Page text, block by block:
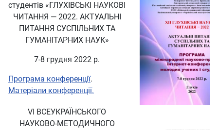
студентів «ГЛУХІВСЬКІ НАУКОВІ
ЧИТАННЯ — 2022. АКТУАЛЬНІ
ПИТАННЯ СУСПІЛЬНИХ ТА
ГУМАНІТАРНИХ НАУК»
7-8 грудня 2022 р.
Програма конференції.
Матеріали конференції.
VІ ВСЕУКРАЇНСЬКОГО
НАУКОВО-МЕТОДИЧНОГО